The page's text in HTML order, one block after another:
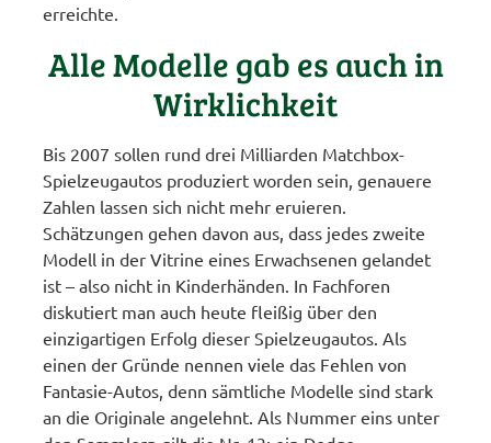
erreichte.
Alle Modelle gab es auch in
Wirklichkeit
Bis 2007 sollen rund drei Milliarden Matchbox-
Spielzeugautos produziert worden sein, genauere
Zahlen lassen sich nicht mehr eruieren.
Schätzungen gehen davon aus, dass jedes zweite
Modell in der Vitrine eines Erwachsenen gelandet
ist – also nicht in Kinderhänden. In Fachforen
diskutiert man auch heute fleißig über den
einzigartigen Erfolg dieser Spielzeugautos. Als
einen der Gründe nennen viele das Fehlen von
Fantasie-Autos, denn sämtliche Modelle sind stark
an die Originale angelehnt. Als Nummer eins unter